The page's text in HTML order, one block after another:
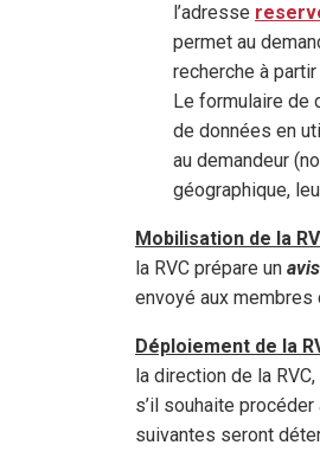
l’adresse
permet au
recherche à
Le formulaire de
de données en
au demandeur
géographique,
Mobilisation de la
la RVC prépare un
envoyé aux membres
Déploiement de la
la direction de la
s’il souhaite
suivantes seront